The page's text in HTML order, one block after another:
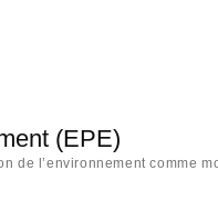
(EPE)
de l’environnement comme